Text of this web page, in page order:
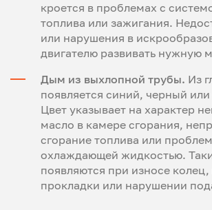
кроется в проблемах с
топлива или зажигания.
или нарушения в
двигателю развивать нужную
Дым из выхлопной трубы. Из
появляется синий, черный
Цвет указывает на характер
масло в камере сгорания,
сгорание топлива или
охлаждающей жидкостью.
появляются при износе
прокладки или нарушении